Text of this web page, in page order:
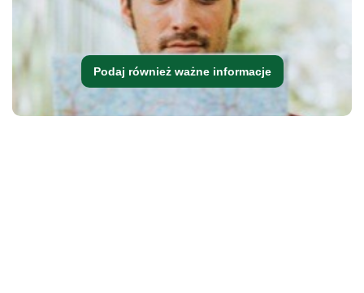
Podaj również ważne informacje